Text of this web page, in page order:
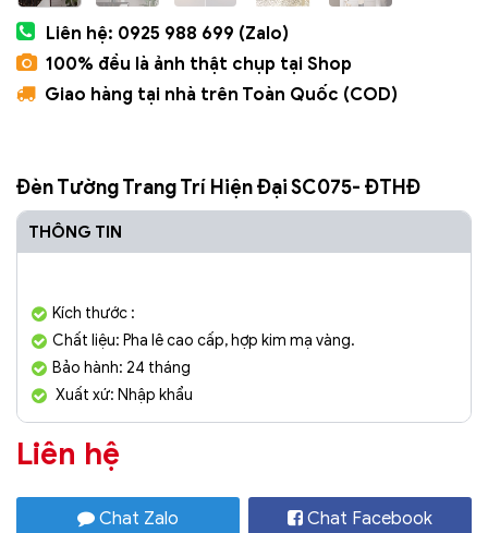
Liên hệ: 0925 988 699 (Zalo)
100% đều là ảnh thật chụp tại Shop
Giao hàng tại nhà trên Toàn Quốc (COD)
Đèn Tường Trang Trí Hiện Đại SC075- ĐTHĐ
THÔNG TIN
Kích thước :
Chất liệu: Pha lê cao cấp, hợp kim mạ vàng.
Bảo hành: 24 tháng
Xuất xứ: Nhập khẩu
Liên hệ
Chat Zalo Chat Facebook